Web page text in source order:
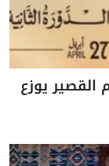
القصير يوزع